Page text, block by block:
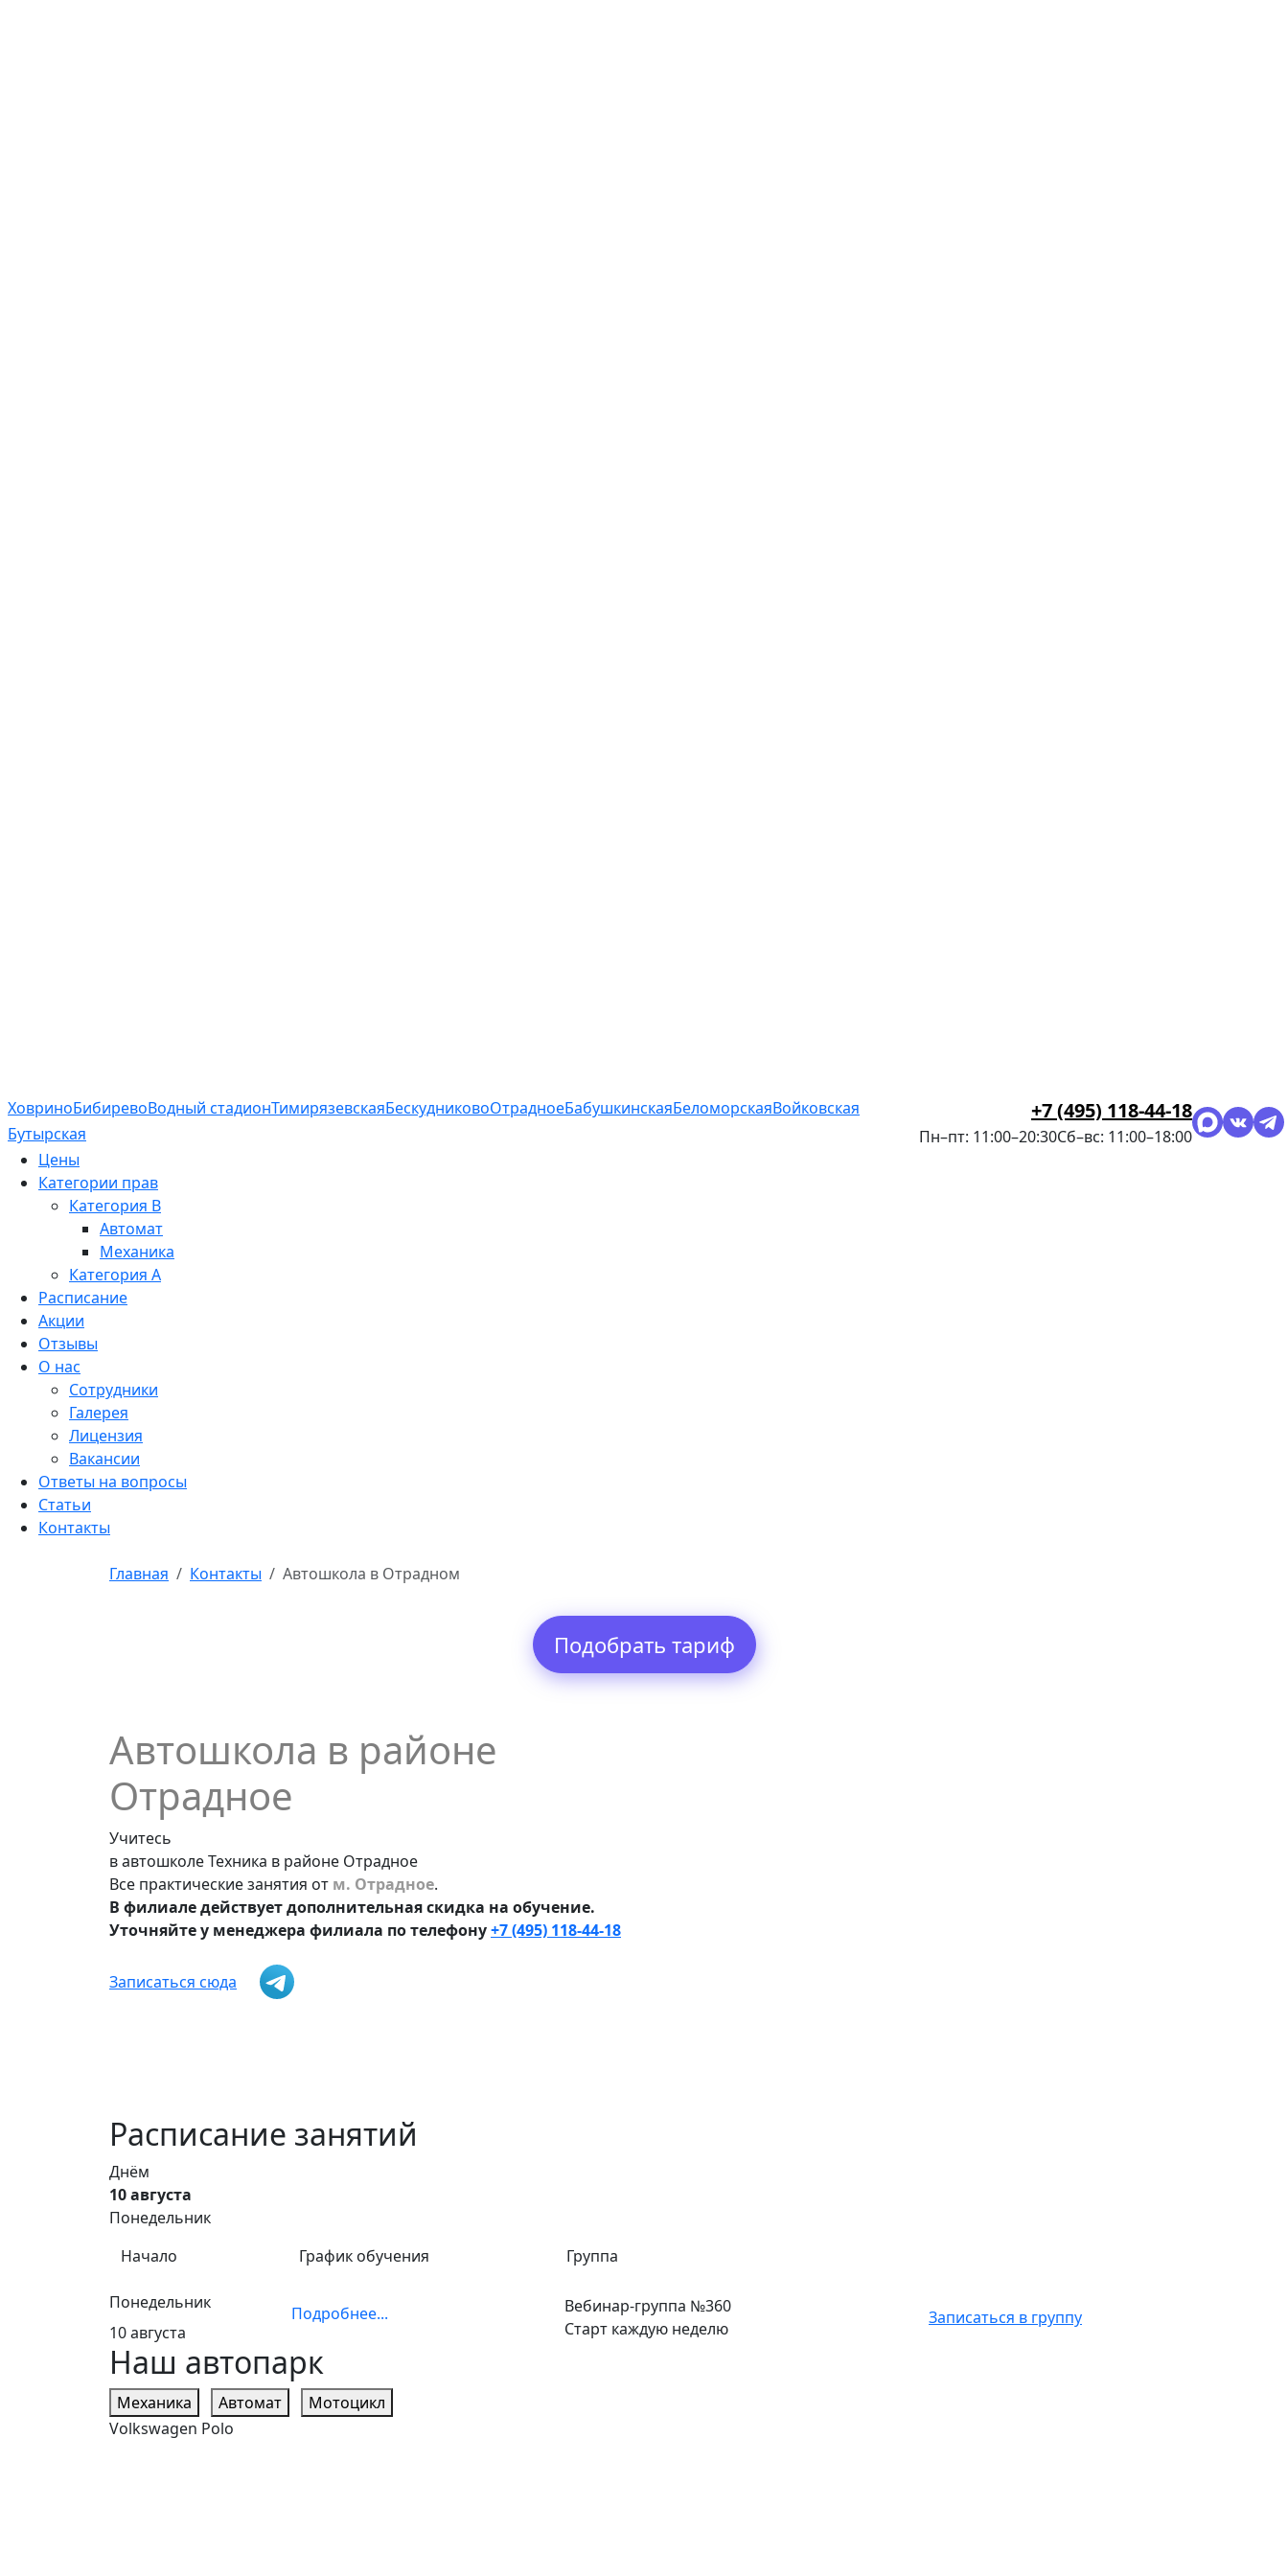
ХовриноБибиревоВодный стадионТимирязевскаяБескудниковоОтрадноеБабушкинскаяБеломорскаяВойковская
Бутырская
+7 (495) 118-44-18
Пн–пт: 11:00–20:30Сб–вс: 11:00–18:00
Цены
Категории прав
Категория B
Автомат
Механика
Категория A
Расписание
Акции
Отзывы
О нас
Сотрудники
Галерея
Лицензия
Вакансии
Ответы на вопросы
Статьи
Контакты
Главная Контакты Автошкола в Отрадном
Подобрать тариф
Автошкола в районе
Отрадное
Учитесь
в автошколе Техника в районе Отрадное
Все практические занятия от м. Отрадное.
В филиале действует дополнительная скидка на обучение.
Уточняйте у менеджера филиала по телефону+7 (495) 118-44-18
Записаться сюда
Расписание занятий
Днём
10 августа
Понедельник
Начало
График обучения Группа
Понедельник
10 августа
Вебинар-группа №360
Старт каждую неделю
Подробнее... Записаться в группу
Наш автопарк
Механика Автомат
Мотоцикл
Volkswagen Polo